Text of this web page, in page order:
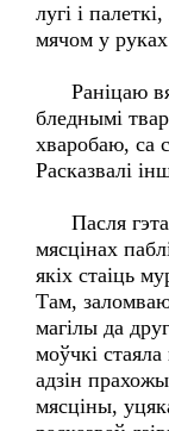
лугі і
мячом у руках
Раніцаю
бледнымі
хваробаю, са
Расказвалі
Пасля
мясцінах
якіх стаіць
Там,
магілы да
моўчкі
адзін
мясціны,